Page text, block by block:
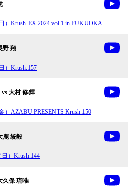
）Krush-EX 2024 vol.1 in FUKUOKA
野 翔
）Krush.157
vs 大村 修輝
）AZABU PRESENTS Krush.150
鹿 統毅
）Krush.144
久保 琉唯